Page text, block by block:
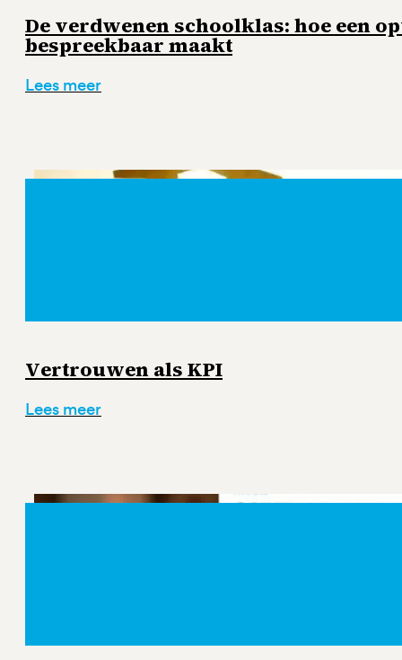
De verdwenen schoolklas: hoe een
bespreekbaar maakt
Lees meer
Vertrouwen als KPI
Lees meer